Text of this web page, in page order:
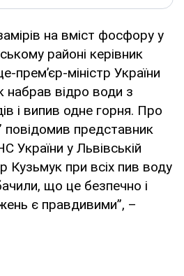
на вміст фосфору у
районі керівник
прем’єр-міністр України
набрав відро води з
і випив одне горня. Про
представник
у Львівській
Кузьмук при всіх пив воду
що це безпечно і
є правдивими”, –